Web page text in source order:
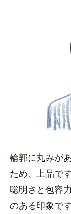
輪郭に丸みが
ため、上品で
聡明さと包容
のある印象です